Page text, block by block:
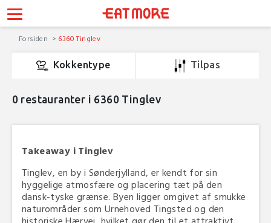
Forsiden 6360 Tinglev
Kokkentype Tilpas
0 restauranter i 6360 Tinglev
Takeaway i Tinglev
Tinglev, en by i Sønderjylland, er kendt for sin
hyggelige atmosfære og placering tæt på den
dansk-tyske grænse. Byen ligger omgivet af smukke
naturområder som Urnehoved Tingsted og den